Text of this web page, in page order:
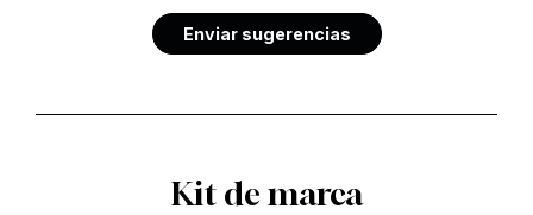
Enviar sugerencias
Kit de marca